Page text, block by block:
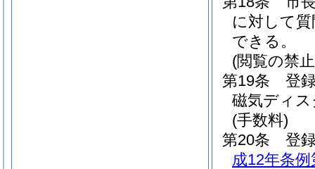
に対して
できる。
(閲覧の禁
第19条
登
磁気ディ
(手数料)
第20条
登
成12年条例